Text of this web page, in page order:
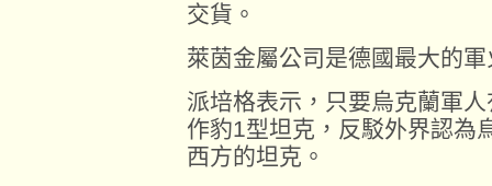
交貨。
萊茵金屬公司是德國最大的
派培格表示，只要烏克蘭軍
作豹1型坦克，反駁外界認為
西方的坦克。